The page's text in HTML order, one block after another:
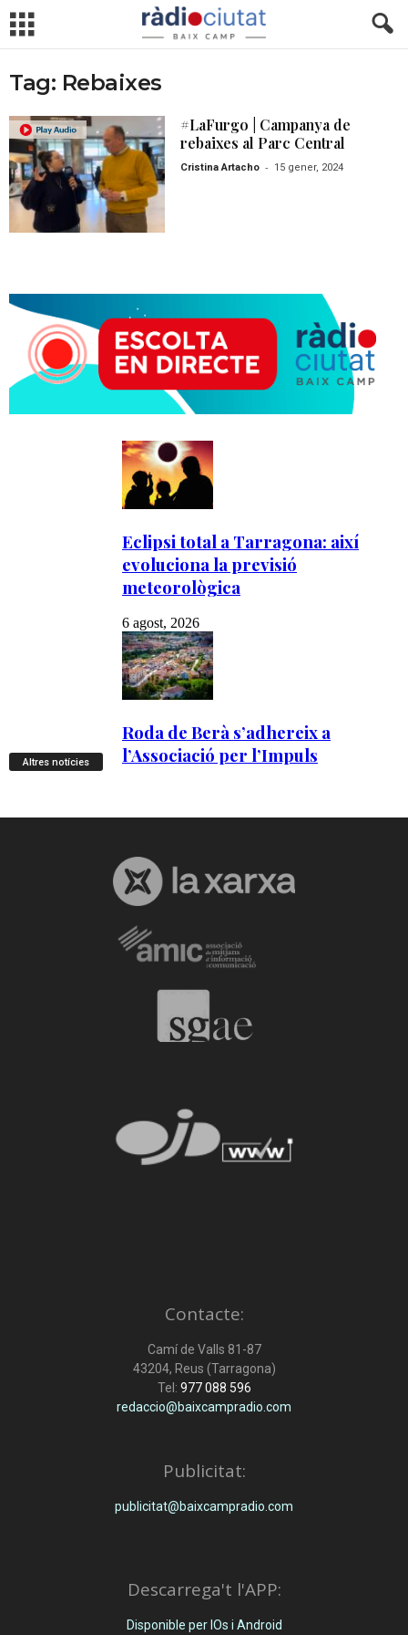
Tag: Rebaixes
#LaFurgo | Campanya de
rebaixes al Parc Central
Cristina Artacho - 15 gener, 2024
Altres notícies
Contacte:
Camí de Valls 81-87
43204, Reus (Tarragona)
Tel: 977 088 596
redaccio@baixcampradio.com
Publicitat:
publicitat@baixcampradio.com
Descarrega't l'APP:
Disponible per IOs i Android